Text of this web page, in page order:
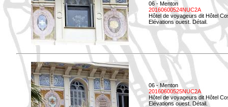
06 - Menton
20160600524NUC2A
Hôtel de voyageurs dit Hôtel
Elévations ouest. Détail.
06 - Menton
20160600525NUC2A
Hôtel de voyageurs dit Hôtel
Elévations ouest. Détail.